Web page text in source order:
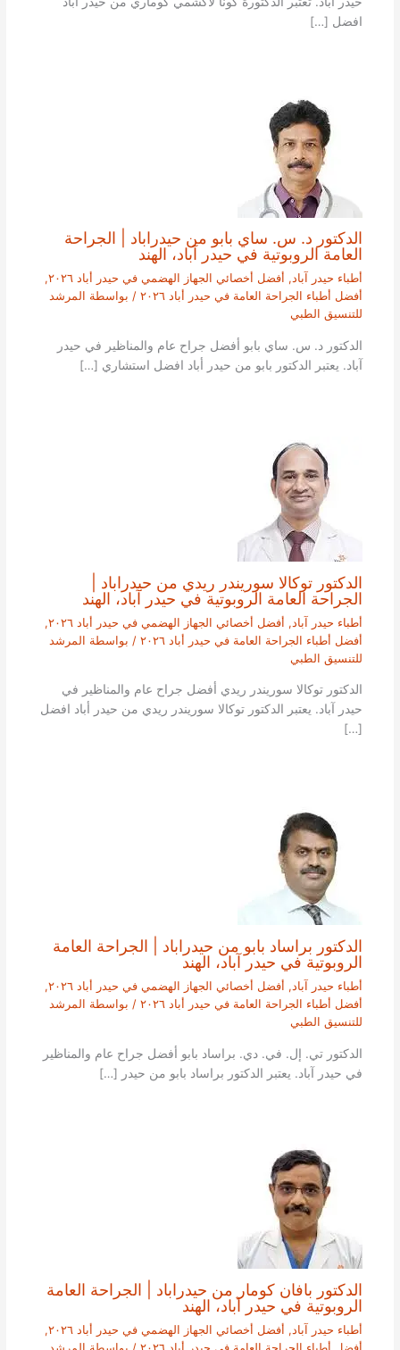
افضل […]
الدكتور د. س. ساي بابو من حيدراباد | الجراحة
العامة الروبوتية في حيدر آباد، الهند
أطباء حيدر آباد, أفضل أخصائي الجهاز الهضمي في حيدر أباد ٢٠٢٦
,
أفضل أطباء الجراحة العامة في حيدر أباد ٢٠٢٦
/ بواسطة المرشد
للتنسيق الطبي
الدكتور د. س. ساي بابو أفضل جراح عام والمناظير في حيدر
آباد. يعتبر الدكتور بابو من حيدر أباد افضل استشاري […]
الدكتور توكالا سوريندر ريدي من حيدراباد |
الجراحة العامة الروبوتية في حيدر آباد، الهند
أطباء حيدر آباد , أفضل أخصائي الجهاز الهضمي في حيدر أباد ٢٠٢٦
,
أفضل أطباء الجراحة العامة في حيدر أباد ٢٠٢٦
/ بواسطة المرشد
للتنسيق الطبي
الدكتور توكالا سوريندر ريدي أفضل جراح عام والمناظير في
حيدر آباد. يعتبر الدكتور توكالا سوريندر ريدي من حيدر أباد افضل
[…]
الدكتور براساد بابو من حيدراباد | الجراحة العامة
الروبوتية في حيدر آباد، الهند
أطباء حيدر آباد , أفضل أخصائي الجهاز الهضمي في حيدر أباد ٢٠٢٦
,
أفضل أطباء الجراحة العامة في حيدر أباد ٢٠٢٦
/ بواسطة المرشد
للتنسيق الطبي
الدكتور تي. إل. في. دي. براساد بابو أفضل جراح عام والمناظير
في حيدر آباد. يعتبر الدكتور براساد بابو من حيدر […]
الدكتور بافان كومار من حيدراباد | الجراحة العامة
الروبوتية في حيدر آباد، الهند
أطباء حيدر آباد, أفضل أخصائي الجهاز الهضمي في حيدر أباد ٢٠٢٦
,